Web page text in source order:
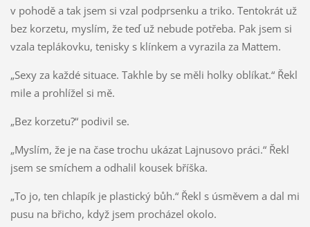
v pohodě a tak jsem si vzal podprsenku a triko. Tentokrát už
bez korzetu, myslím, že teď už nebude potřeba. Pak jsem si
vzala teplákovku, tenisky s klínkem a vyrazila za Mattem.
„Sexy za každé situace. Takhle by se měli holky oblíkat.“ Řekl
mile a prohlížel si mě.
„Bez korzetu?“ podivil se.
„Myslím, že je na čase trochu ukázat Lajnusovo práci.“ Řekl
jsem se smíchem a odhalil kousek bříška.
„To jo, ten chlapík je plastický bůh.“ Řekl s úsměvem a dal mi
pusu na břicho, když jsem procházel okolo.